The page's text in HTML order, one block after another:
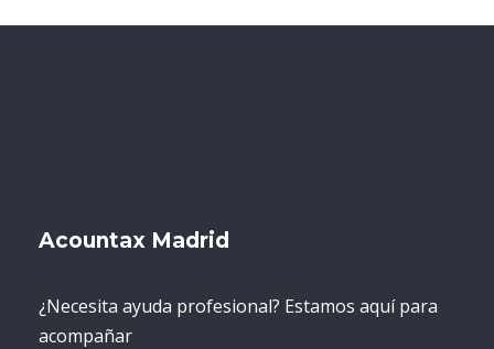
Acountax Madrid
¿Necesita ayuda profesional? Estamos aquí para
acompañar